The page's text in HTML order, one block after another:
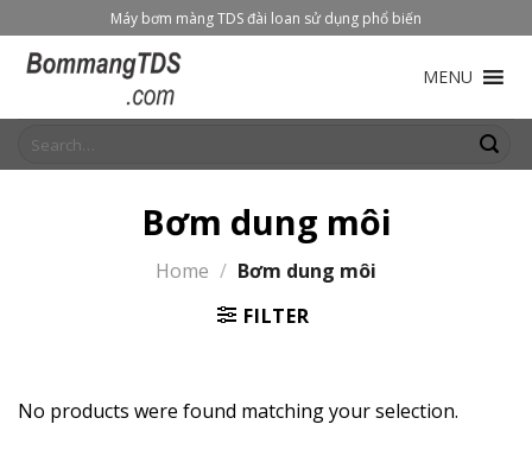
to
content
Máy bơm màng TDS đài loan sử dụng phổ biến
MENU
for:
Bơm dung môi
Home / Bơm dung môi
FILTER
No products were found matching your selection.